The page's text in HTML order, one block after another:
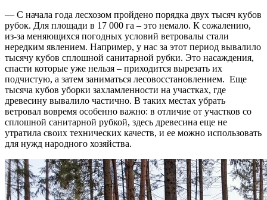
— C начала года лесхозом пройдено порядка двух тысяч кубов
рубок. Для площади в 17 000 га – это немало. К сожалению,
из-за меняющихся погодных условий ветровалы стали
нередким явлением. Например, у нас за этот период вывалило
тысячу кубов сплошной санитарной рубки. Это насаждения,
спасти которые уже нельзя – приходится вырезать их
подчистую, а затем заниматься лесовосстановлением. Еще
тысяча кубов уборки захламленности на участках, где
древесину вывалило частично. В таких местах убрать
ветровал вовремя особенно важно: в отличие от участков со
сплошной санитарной рубкой, здесь древесина еще не
утратила своих технических качеств, и ее можно использовать
для нужд народного хозяйства.